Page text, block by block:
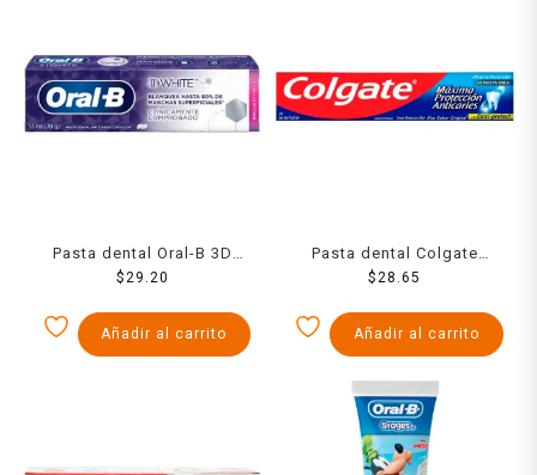
Pasta dental Oral-B 3D
white Brilliant Fresh
$ 29.20
Añadir al carrito
Pasta dental Colgate
máxima protección
$ 28.65
Añadir al carrito